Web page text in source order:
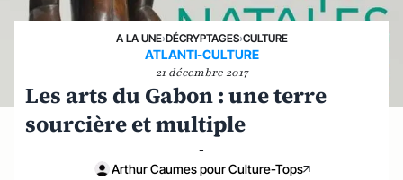
A LA UNE›DÉCRYPTAGES›CULTURE
ATLANTI-CULTURE
21 décembre 2017
Les arts du Gabon : une terre
sourcière et multiple
-
Arthur Caumes pour Culture-Tops